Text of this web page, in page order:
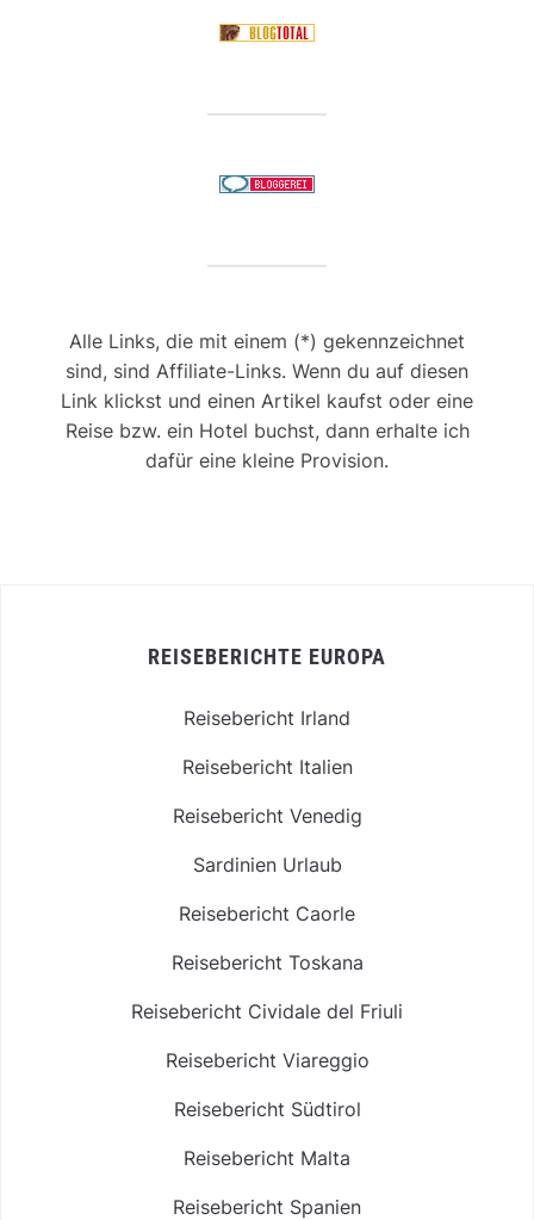
Alle Links, die mit einem (*) gekennzeichnet
sind, sind Affiliate-Links. Wenn du auf diesen
Link klickst und einen Artikel kaufst oder eine
Reise bzw. ein Hotel buchst, dann erhalte ich
dafür eine kleine Provision.
REISEBERICHTE EUROPA
Reisebericht Irland
Reisebericht Italien
Reisebericht Venedig
Sardinien Urlaub
Reisebericht Caorle
Reisebericht Toskana
Reisebericht Cividale del Friuli
Reisebericht Viareggio
Reisebericht Südtirol
Reisebericht Malta
Reisebericht Spanien